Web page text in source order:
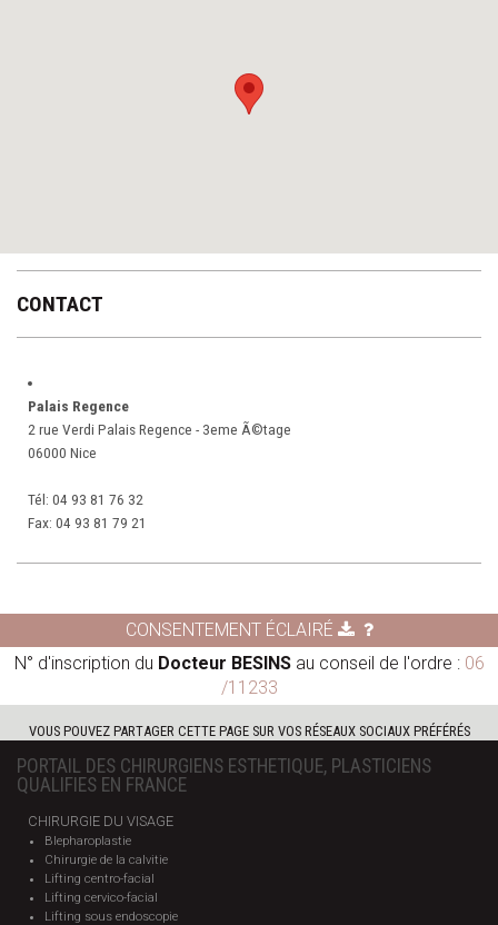
CONTACT
Palais Regence
2 rue Verdi Palais Regence - 3eme Ã©tage
06000 Nice
Tél: 04 93 81 76 32
Fax: 04 93 81 79 21
CONSENTEMENT ÉCLAIRÉ
N° d'inscription du Docteur BESINSau conseil de l'ordre : 06
/11233
VOUS POUVEZ PARTAGER CETTE PAGE SUR VOS RÉSEAUX SOCIAUX PRÉFÉRÉS
PORTAIL DES CHIRURGIENS ESTHETIQUE, PLASTICIENS
QUALIFIES EN FRANCE
CHIRURGIE DU VISAGE
Blepharoplastie
Chirurgie de la calvitie
Lifting centro-facial
Lifting cervico-facial
Lifting sous endoscopie